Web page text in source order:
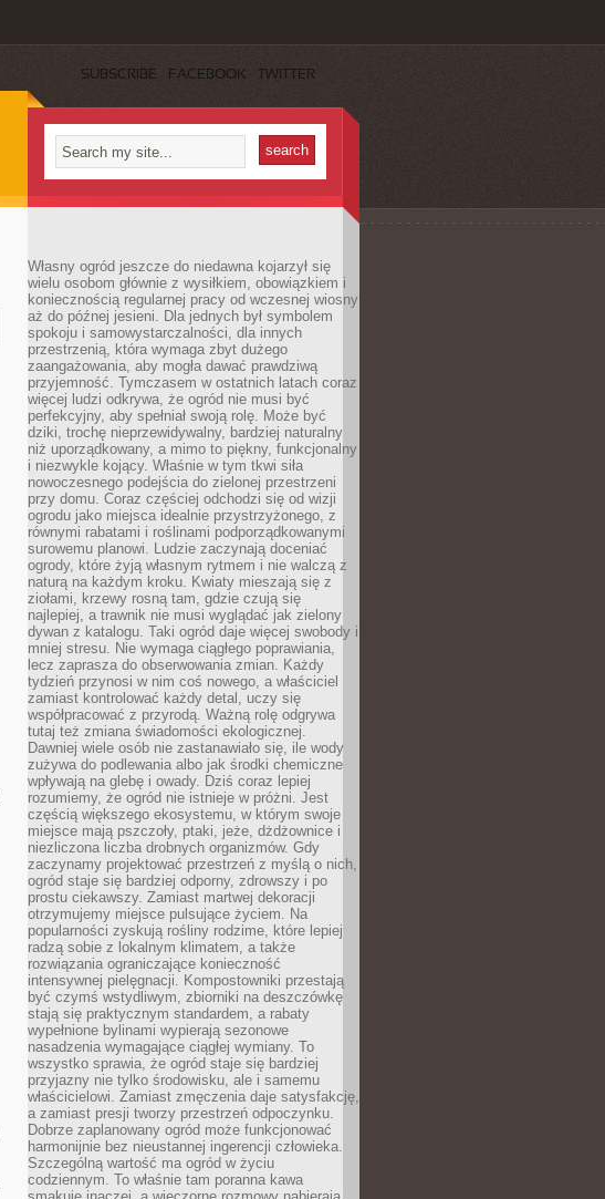
SUBSCRIBE FACEBOOK TWITTER
Własny ogród jeszcze do niedawna kojarzył się
wielu osobom głównie z wysiłkiem, obowiązkiem i
koniecznością regularnej pracy od wczesnej wiosny
aż do późnej jesieni. Dla jednych był symbolem
spokoju i samowystarczalności, dla innych
przestrzenią, która wymaga zbyt dużego
zaangażowania, aby mogła dawać prawdziwą
przyjemność. Tymczasem w ostatnich latach coraz
więcej ludzi odkrywa, że ogród nie musi być
perfekcyjny, aby spełniał swoją rolę. Może być
dziki, trochę nieprzewidywalny, bardziej naturalny
niż uporządkowany, a mimo to piękny, funkcjonalny
i niezwykle kojący. Właśnie w tym tkwi siła
nowoczesnego podejścia do zielonej przestrzeni
przy domu. Coraz częściej odchodzi się od wizji
ogrodu jako miejsca idealnie przystrzyżonego, z
równymi rabatami i roślinami podporządkowanymi
surowemu planowi. Ludzie zaczynają doceniać
ogrody, które żyją własnym rytmem i nie walczą z
naturą na każdym kroku. Kwiaty mieszają się z
ziołami, krzewy rosną tam, gdzie czują się
najlepiej, a trawnik nie musi wyglądać jak zielony
dywan z katalogu. Taki ogród daje więcej swobody i
mniej stresu. Nie wymaga ciągłego poprawiania,
lecz zaprasza do obserwowania zmian. Każdy
tydzień przynosi w nim coś nowego, a właściciel
zamiast kontrolować każdy detal, uczy się
współpracować z przyrodą. Ważną rolę odgrywa
tutaj też zmiana świadomości ekologicznej.
Dawniej wiele osób nie zastanawiało się, ile wody
zużywa do podlewania albo jak środki chemiczne
wpływają na glebę i owady. Dziś coraz lepiej
rozumiemy, że ogród nie istnieje w próżni. Jest
częścią większego ekosystemu, w którym swoje
miejsce mają pszczoły, ptaki, jeże, dżdżownice i
niezliczona liczba drobnych organizmów. Gdy
zaczynamy projektować przestrzeń z myślą o nich,
ogród staje się bardziej odporny, zdrowszy i po
prostu ciekawszy. Zamiast martwej dekoracji
otrzymujemy miejsce pulsujące życiem. Na
popularności zyskują rośliny rodzime, które lepiej
radzą sobie z lokalnym klimatem, a także
rozwiązania ograniczające konieczność
intensywnej pielęgnacji. Kompostowniki przestają
być czymś wstydliwym, zbiorniki na deszczówkę
stają się praktycznym standardem, a rabaty
wypełnione bylinami wypierają sezonowe
nasadzenia wymagające ciągłej wymiany. To
wszystko sprawia, że ogród staje się bardziej
przyjazny nie tylko środowisku, ale i samemu
właścicielowi. Zamiast zmęczenia daje satysfakcję,
a zamiast presji tworzy przestrzeń odpoczynku.
Dobrze zaplanowany ogród może funkcjonować
harmonijnie bez nieustannej ingerencji człowieka.
Szczególną wartość ma ogród w życiu
codziennym. To właśnie tam poranna kawa